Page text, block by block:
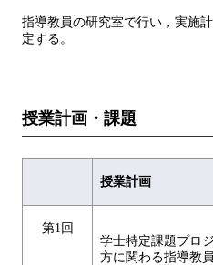
指導教員の研究室で⾏い，実施
定する。
授業計画・課題
授業計画
第1回
学士特定課題プロ
⽅に関わる指導教